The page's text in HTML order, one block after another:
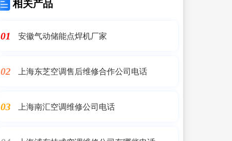
01 安徽气动储能点焊机厂家
02 上海东芝空调售后维修合作公司电话
03 上海南汇空调维修公司电话